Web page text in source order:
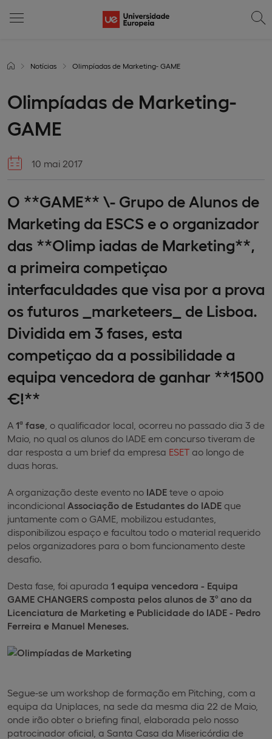
Notícias Olimpíadas de Marketing- GAME
Olimpíadas de Marketing-
GAME
10 mai 2017
O **GAME** \- Grupo de Alunos de
Marketing da ESCS e o organizador
das **Olimp iadas de Marketing**,
a primeira competiçao
interfaculdades que visa por a prova
os futuros _marketeers_ de Lisboa.
Dividida em 3 fases, esta
competiçao da a possibilidade a
equipa vencedora de ganhar **1500
€!**
A 1ª fase , o qualificador local, ocorreu no passado dia 3 de
Maio, no qual os alunos do IADE em concurso tiveram de
dar resposta a um brief da empresa ESET ao longo de
duas horas.
A organização deste evento no IADE teve o apoio
incondicional Associação de Estudantes do IADE que
juntamente com o GAME, mobilizou estudantes,
disponibilizou espaço e facultou todo o material requerido
pelos organizadores para o bom funcionamento deste
desafio.
Desta fase, foi apurada 1 equipa vencedora - Equipa
GAME CHANGERS composta pelos alunos de 3º ano da
Licenciatura de Marketing e Publicidade do IADE - Pedro
Ferreira e Manuel Meneses.
Segue-se um workshop de formação em Pitching, com a
equipa da Uniplaces, na sede da mesma dia 22 de Maio,
onde irão obter o briefing final, elaborada pelo nosso
patrocinador oficial, a Santa Casa da Misericórdia de